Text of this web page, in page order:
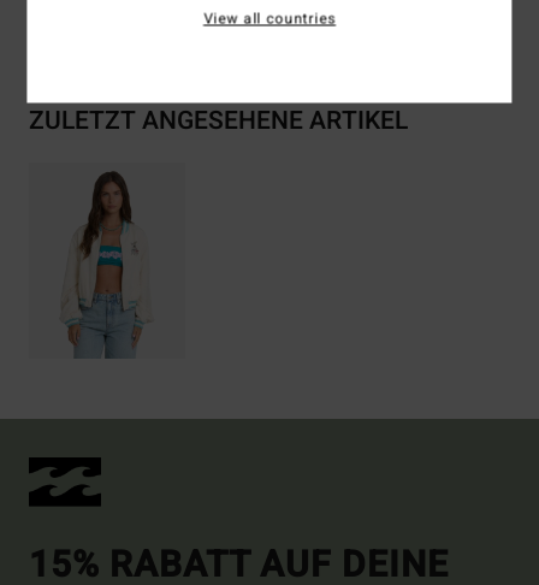
Versand & Rückversand
ZULETZT ANGESEHENE ARTIKEL
15% RABATT AUF DEINE
View all countries